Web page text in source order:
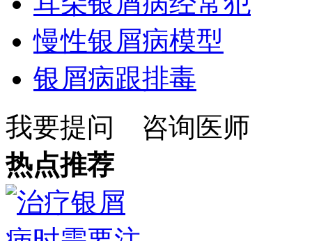
慢性银屑病模型
银屑病跟排毒
我要提问
咨询医师
热点推荐